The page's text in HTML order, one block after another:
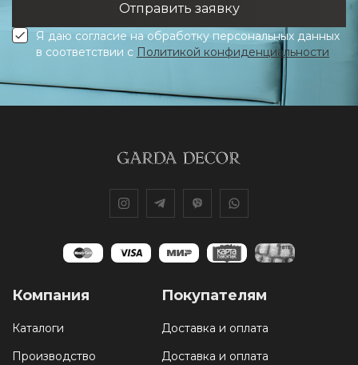
Я даю согласие на обработку персональных данных
в соответствии с Политикой конфиденциальности
Компания
Каталоги
Производство
Покупателям
Доставка и оплата
Доставка и оплата